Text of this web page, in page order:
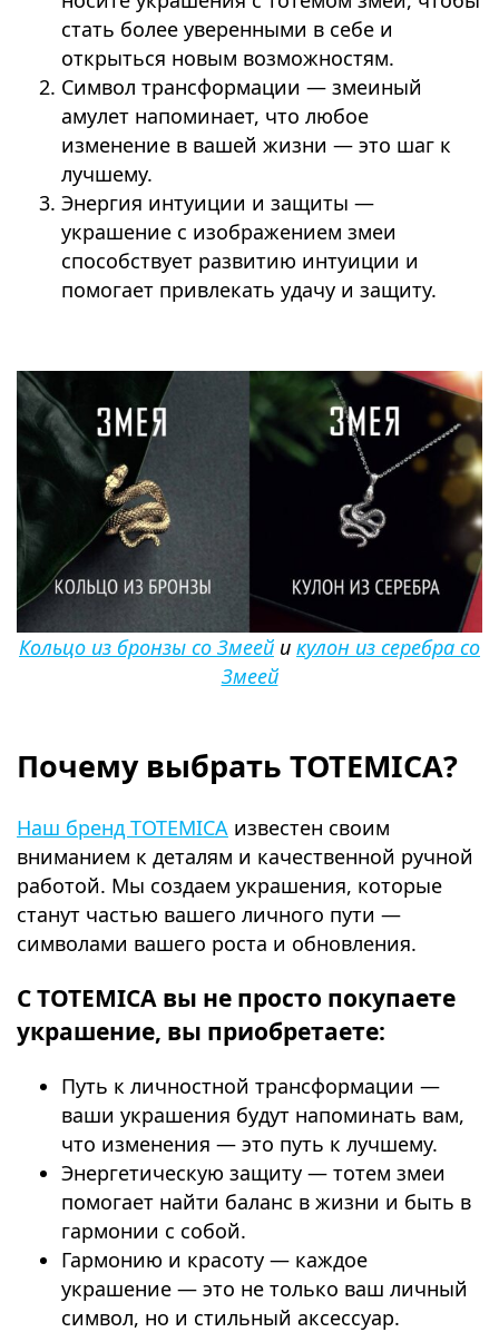
стать более уверенными в себе и
открыться новым возможностям.
Символ трансформации — змеиный
амулет напоминает, что любое
изменение в вашей жизни — это шаг к
лучшему.
Энергия интуиции и защиты —
украшение с изображением змеи
способствует развитию интуиции и
помогает привлекать удачу и защиту.
Кольцо из бронзы со Змеей и кулон из серебра со
Змеей
Почему выбрать TOTEMICA?
Наш бренд TOTEMICA известен своим
вниманием к деталям и качественной ручной
работой. Мы создаем украшения, которые
станут частью вашего личного пути —
символами вашего роста и обновления.
С TOTEMICA вы не просто покупаете
украшение, вы приобретаете:
Путь к личностной трансформации —
ваши украшения будут напоминать вам,
что изменения — это путь к лучшему.
Энергетическую защиту — тотем змеи
помогает найти баланс в жизни и быть в
гармонии с собой.
Гармонию и красоту — каждое
украшение — это не только ваш личный
символ, но и стильный аксессуар.